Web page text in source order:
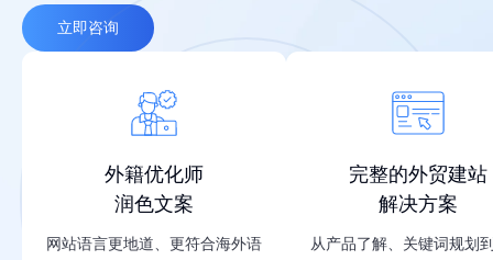
立即咨询
外籍优化师
润色文案
网站语言更地道、更符合海外语
完整的外贸建站
解决方案
从产品了解、关键词规划